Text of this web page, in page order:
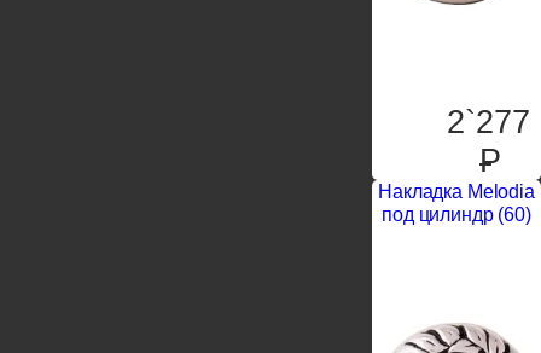
2`277
P
Накладка Melodia
под цилиндр (60)